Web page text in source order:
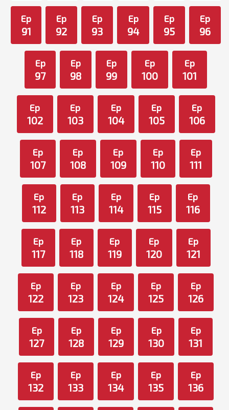
Ep
91
Ep
92
Ep
93
Ep
94
Ep
95
Ep
96
Ep
97
Ep
98
Ep
99
Ep
100
Ep
101
Ep
102
Ep
103
Ep
104
Ep
105
Ep
106
Ep
107
Ep
108
Ep
109
Ep
110
Ep
111
Ep
112
Ep
113
Ep
114
Ep
115
Ep
116
Ep
117
Ep
118
Ep
119
Ep
120
Ep
121
Ep
122
Ep
123
Ep
124
Ep
125
Ep
126
Ep
127
Ep
128
Ep
129
Ep
130
Ep
131
Ep
132
Ep
133
Ep
134
Ep
135
Ep
136